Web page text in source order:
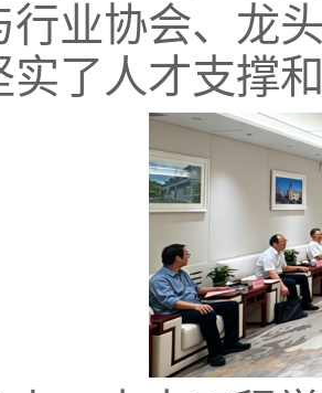
行业协会、龙
实了人才支撑